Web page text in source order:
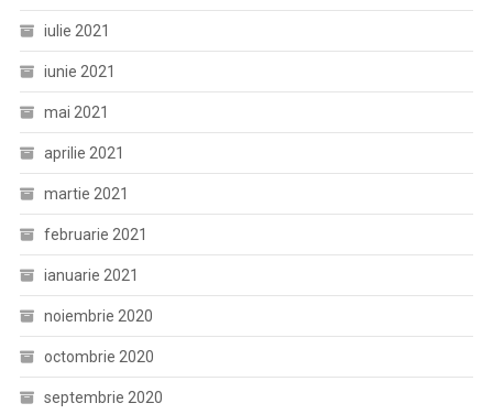
iulie 2021
iunie 2021
mai 2021
aprilie 2021
martie 2021
februarie 2021
ianuarie 2021
noiembrie 2020
octombrie 2020
septembrie 2020